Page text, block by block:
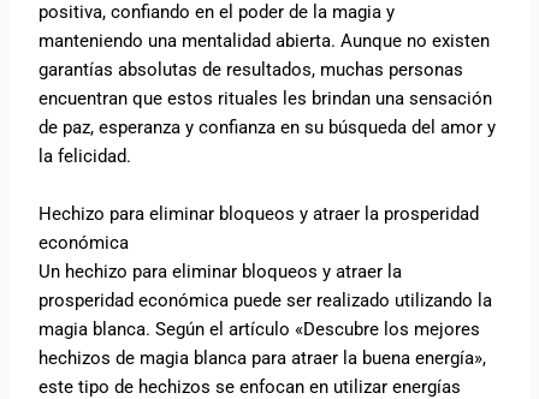
positiva, confiando en el poder de la magia y
manteniendo una mentalidad abierta. Aunque no existen
garantías absolutas de resultados, muchas personas
encuentran que estos rituales les brindan una sensación
de paz, esperanza y confianza en su búsqueda del amor y
la felicidad.
Hechizo para eliminar bloqueos y atraer la prosperidad
económica
Un hechizo para eliminar bloqueos y atraer la
prosperidad económica puede ser realizado utilizando la
magia blanca. Según el artículo «Descubre los mejores
hechizos de magia blanca para atraer la buena energía»,
este tipo de hechizos se enfocan en utilizar energías